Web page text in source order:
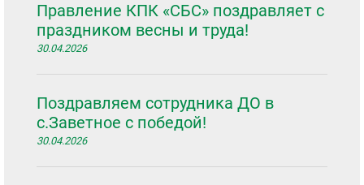
Правление КПК «СБС» поздравляет с
праздником весны и труда!
30.04.2026
Поздравляем сотрудника ДО в
с.Заветное с победой!
30.04.2026